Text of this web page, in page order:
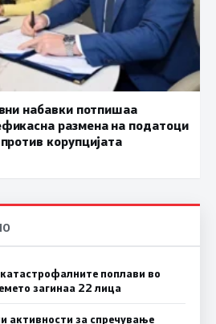
набавки потпишаа
размена на податоци
корупцијата
поплави во
загинаа 22 лица
активности за спречување